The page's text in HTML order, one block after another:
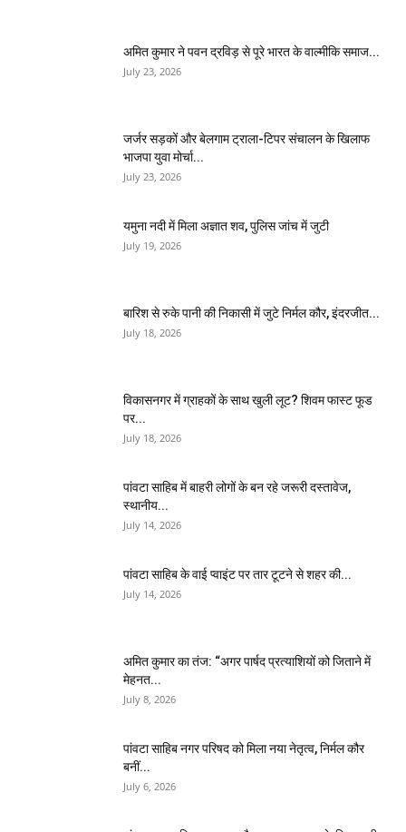
अमित कुमार ने पवन द्रविड़ से पूरे भारत के वाल्मीकि समाज...
July 23, 2026
जर्जर सड़कों और बेलगाम ट्राला-टिपर संचालन के खिलाफ
भाजपा युवा मोर्चा...
July 23, 2026
यमुना नदी में मिला अज्ञात शव, पुलिस जांच में जुटी
July 19, 2026
बारिश से रुके पानी की निकासी में जुटे निर्मल कौर, इंदरजीत...
July 18, 2026
विकासनगर में ग्राहकों के साथ खुली लूट? शिवम फास्ट फूड
पर...
July 18, 2026
पांवटा साहिब में बाहरी लोगों के बन रहे जरूरी दस्तावेज,
स्थानीय...
July 14, 2026
पांवटा साहिब के वाई प्वाइंट पर तार टूटने से शहर की...
July 14, 2026
अमित कुमार का तंज: “अगर पार्षद प्रत्याशियों को जिताने में
मेहनत...
July 8, 2026
पांवटा साहिब नगर परिषद को मिला नया नेतृत्व, निर्मल कौर
बनीं...
July 6, 2026